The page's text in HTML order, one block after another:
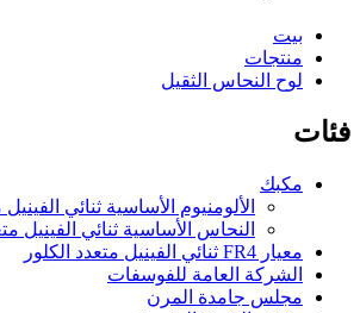
بيت
منتجات
لوح النحاس الثقيل
فئات
مكبك
الألومنيوم الأساسية ثنائي الفينيل
النحاس الأساسية ثنائي الفينيل
معيار FR4 ثنائي الفينيل متعدد الكلور
الشركة العامة للفوسفات
مجلس جامدة المرن